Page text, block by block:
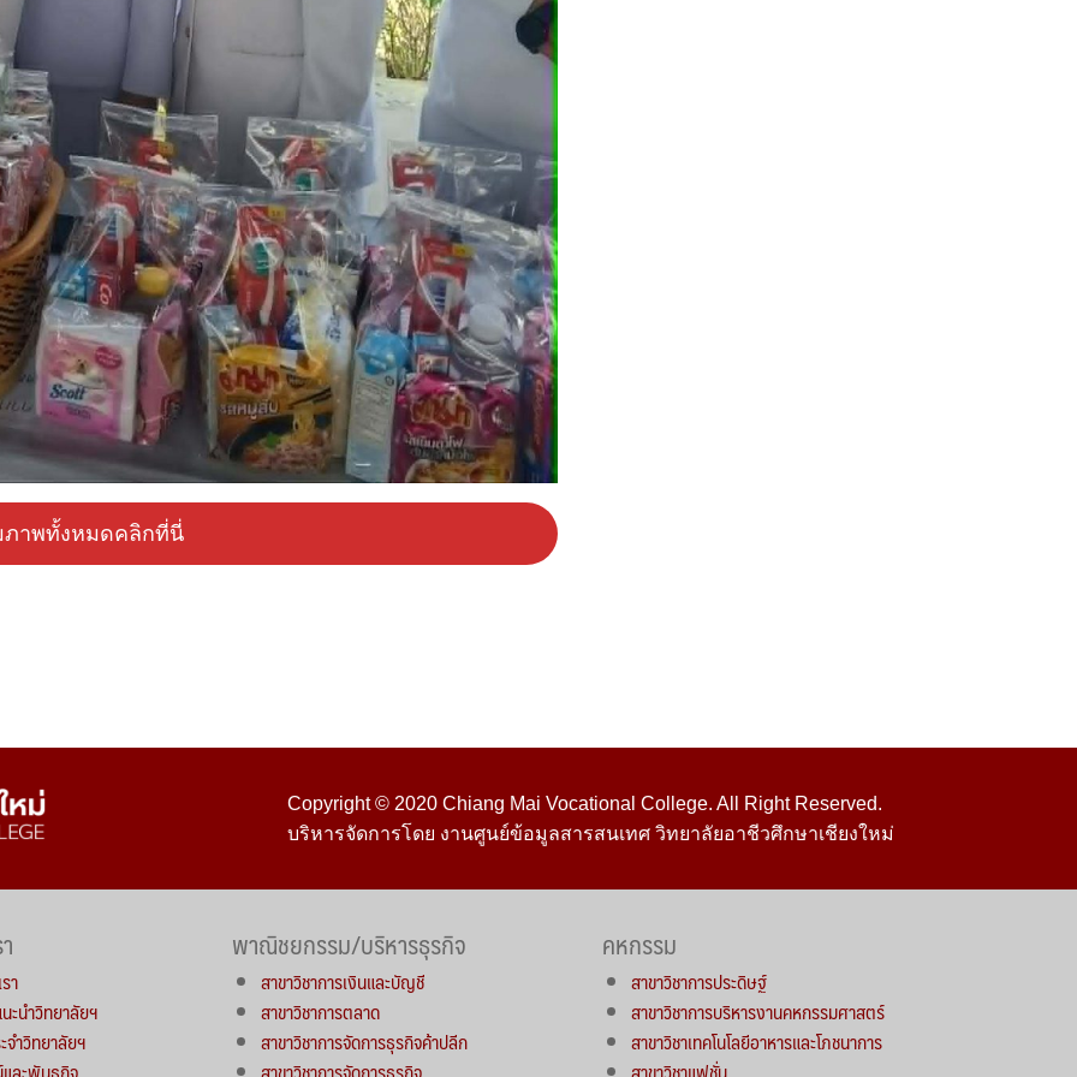
าพทั้งหมดคลิกที่นี่
Copyright © 2020 Chiang Mai Vocational College. All Right Reserved.
บริหารจัดการโดย งานศูนย์ข้อมูลสารสนเทศ วิทยาลัยอาชีวศึกษาเชียงใหม่
า
ะนำวิทยาลัยฯ
ำวิทยาลัยฯ
พาณิชยกรรม/บริหารธุรกิจ
สาขาวิชาการเงินและบัญชี
สาขาวิชาการตลาด
สาขาวิชาการจัดการธุรกิจค้าปลีก
คหกรรม
สาขาวิชาการประดิษฐ์
สาขาวิชาการบริหารงานคหกรรมศาสตร์
สาขาวิชาเทคโนโลยีอาหารและโภชนาการ